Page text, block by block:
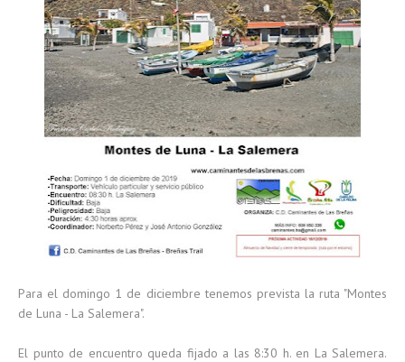
Para el domingo 1 de diciembre tenemos prevista la ruta "Montes
de Luna - La Salemera".
El punto de encuentro queda fijado a las 8:30 h. en La Salemera.